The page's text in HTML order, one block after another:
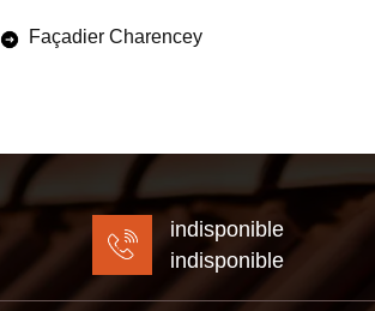
Façadier Charencey
indisponible
indisponible